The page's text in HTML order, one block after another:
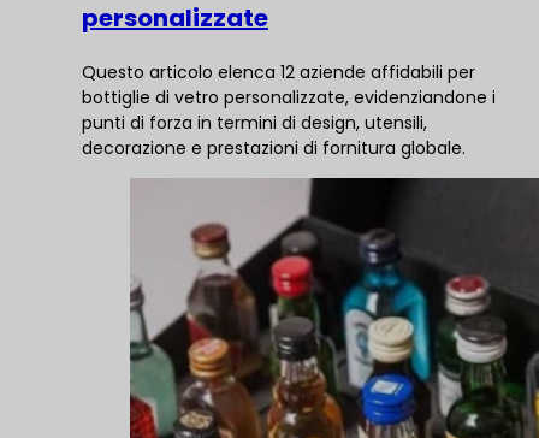
personalizzate
Questo articolo elenca 12 aziende affidabili per
bottiglie di vetro personalizzate, evidenziandone i
punti di forza in termini di design, utensili,
decorazione e prestazioni di fornitura globale.